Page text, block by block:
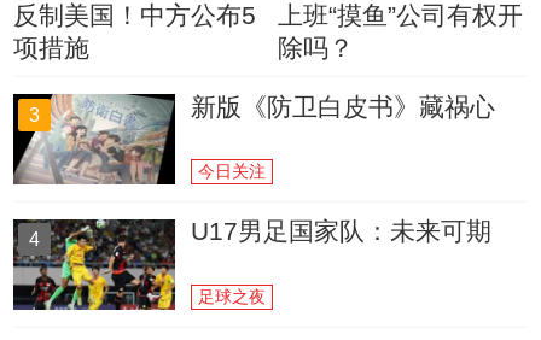
反制美国！中方公布5
项措施
上班“摸鱼”公司有权开
除吗？
3 新版《防卫白皮书》藏祸心
今日关注
4 U17男足国家队：未来可期
足球之夜